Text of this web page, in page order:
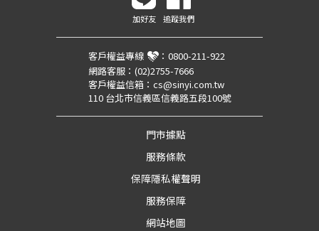
加好友 追蹤我們
客戶權益專線 ： 0800-211-922
網路客服： (02)2755-7666
客戶權益信箱： cs@sinyi.com.tw
110 台北市信義區信義路五段100號
門市據點
服務條款
保障隱私權聲明
服務保障
網站地圖